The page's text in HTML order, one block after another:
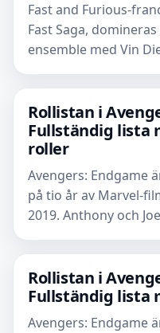
Fast and Furious-
Fast Saga,
ensemble med Vin
Rollistan i
Fullständig lista
roller
Avengers: Endgame
på tio år av Marvel-
2019. Anthony och
Rollistan i
Fullständig lista
Avengers: Endgame